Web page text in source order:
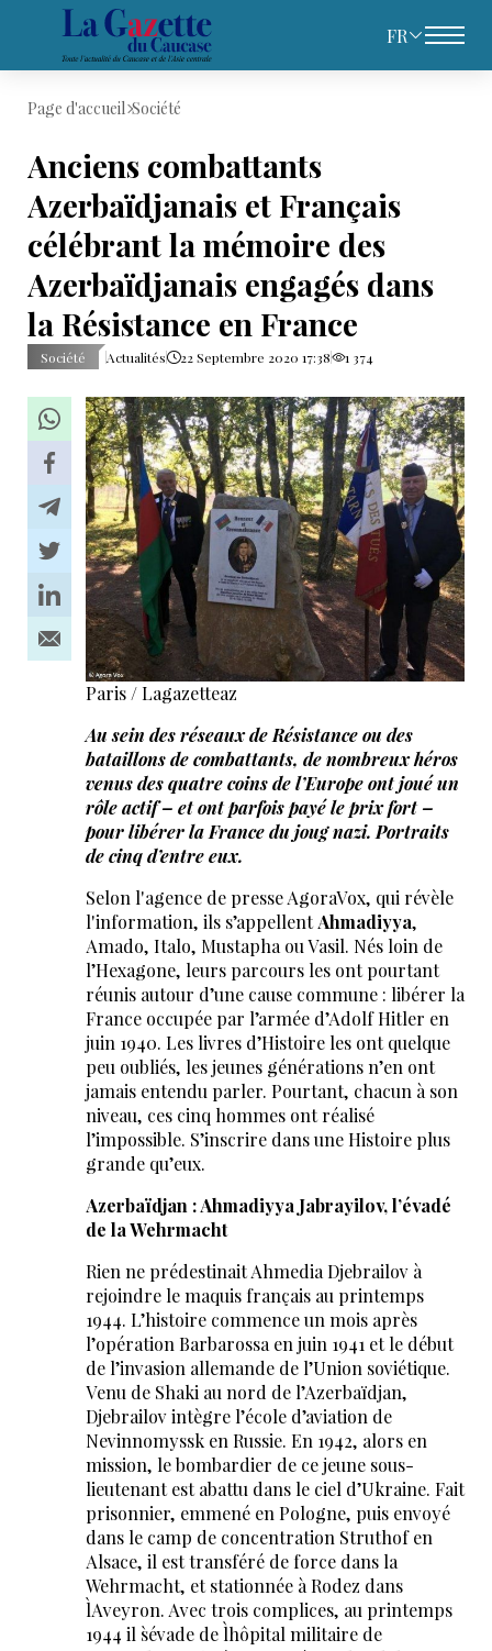
FR
Page d'accueil Société
Anciens combattants
Azerbaïdjanais et Français
célébrant la mémoire des
Azerbaïdjanais engagés dans
la Résistance en France
Société Actualités 22 Septembre 2020 17:38 1 374
Paris / Lagazetteaz
Au sein des réseaux de Résistance ou des
bataillons de combattants, de nombreux héros
venus des quatre coins de l’Europe ont joué un
rôle actif – et ont parfois payé le prix fort –
pour libérer la France du joug nazi. Portraits
de cinq d’entre eux.
Selon l'agence de presse AgoraVox, qui révèle
l'information, ils s’appellentAhmadiyya,
Amado, Italo, Mustapha ou Vasil. Nés loin de
l’Hexagone, leurs parcours les ont pourtant
réunis autour d’une cause commune : libérer la
France occupée par l’armée d’Adolf Hitler en
juin 1940. Les livres d’Histoire les ont quelque
peu oubliés, les jeunes générations n’en ont
jamais entendu parler. Pourtant, chacun à son
niveau, ces cinq hommes ont réalisé
l’impossible. S’inscrire dans une Histoire plus
grande qu’eux.
Azerbaïdjan : Ahmadiyya Jabrayilov, l’évadé
de la Wehrmacht
Rien ne prédestinait Ahmedia Djebrailov à
rejoindre le maquis français au printemps
1944. L’histoire commence un mois après
l’opération Barbarossa en juin 1941 et le début
de l’invasion allemande de l’Union soviétique.
Venu de Shaki au nord de l’Azerbaïdjan,
Djebrailov intègre l’école d’aviation de
Nevinnomyssk en Russie. En 1942, alors en
mission, le bombardier de ce jeune sous-
lieutenant est abattu dans le ciel d’Ukraine. Fait
prisonnier, emmené en Pologne, puis envoyé
dans le camp de concentration Struthof en
Alsace, il est transféré de force dans la
Wehrmacht, et stationnée à Rodez dans
l`Aveyron. Avec trois complices, au printemps
1944 il s`évade de l`hôpital militaire de